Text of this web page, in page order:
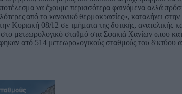
να έχουμε περισσότερα φαινόμενα αλλά
από το κανονικό θερμοκρασίες», καταλήγει
Κυριακή 08/12 σε τμήματα της δυτικής, ανατολικής
μετεωρολογικό σταθμό στα Σφακιά Χανίων όπου
από 514 μετεωρολογικούς σταθμούς του δικτύου